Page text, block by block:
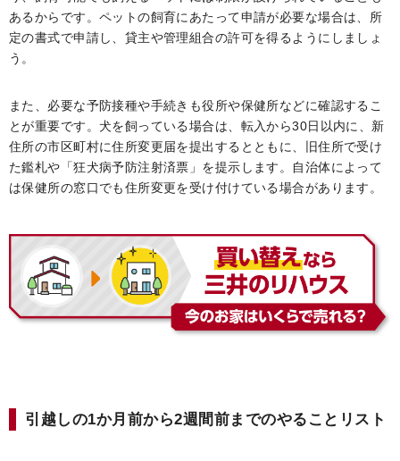
あるからです。ペットの飼育にあたって申請が必要な場合は、所
定の書式で申請し、貸主や管理組合の許可を得るようにしましょ
う。
また、必要な予防接種や手続きも役所や保健所などに確認するこ
とが重要です。犬を飼っている場合は、転入から30日以内に、新
住所の市区町村に住所変更届を提出するとともに、旧住所で受け
た鑑札や「狂犬病予防注射済票」を提示します。自治体によって
は保健所の窓口でも住所変更を受け付けている場合があります。
引越しの1か月前から2週間前までのやることリスト